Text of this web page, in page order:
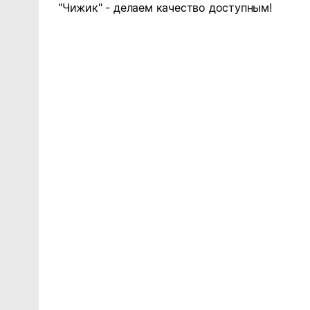
"Чижик" - делаем качество доступным!